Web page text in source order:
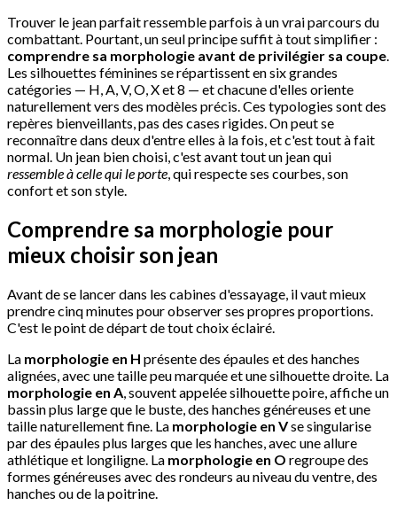
Trouver le jean parfait ressemble parfois à un vrai parcours du
combattant. Pourtant, un seul principe suffit à tout simplifier :
comprendre sa morphologie avant de privilégier sa coupe.
Les silhouettes féminines se répartissent en six grandes
catégories — H, A, V, O, X et 8 — et chacune d'elles oriente
naturellement vers des modèles précis. Ces typologies sont des
repères bienveillants, pas des cases rigides. On peut se
reconnaître dans deux d'entre elles à la fois, et c'est tout à fait
normal. Un jean bien choisi, c'est avant tout un jean qui
ressemble à celle qui le porte, qui respecte ses courbes, son
confort et son style.
Comprendre sa morphologie pour
mieux choisir son jean
Avant de se lancer dans les cabines d'essayage, il vaut mieux
prendre cinq minutes pour observer ses propres proportions.
C'est le point de départ de tout choix éclairé.
La morphologie en H présente des épaules et des hanches
alignées, avec une taille peu marquée et une silhouette droite. La
morphologie en A , souvent appelée silhouette poire, affiche un
bassin plus large que le buste, des hanches généreuses et une
taille naturellement fine. La morphologie en Vse singularise
par des épaules plus larges que les hanches, avec une allure
athlétique et longiligne. La morphologie en O regroupe des
formes généreuses avec des rondeurs au niveau du ventre, des
hanches ou de la poitrine.